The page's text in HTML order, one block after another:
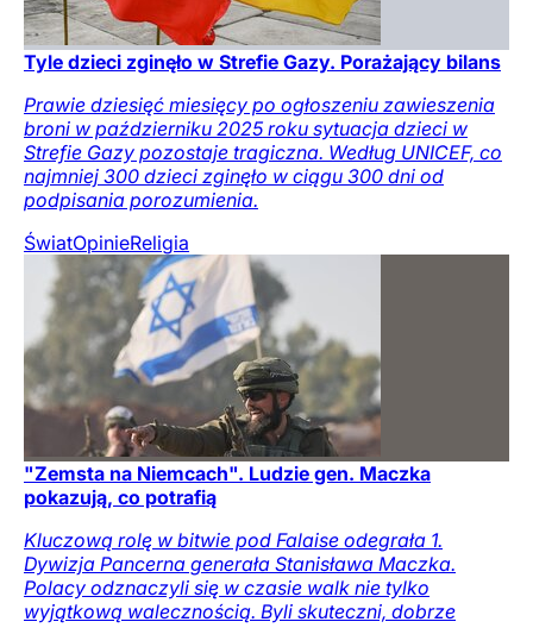
Tyle dzieci zginęło w Strefie Gazy. Porażający bilans
Prawie dziesięć miesięcy po ogłoszeniu zawieszenia
broni w październiku 2025 roku sytuacja dzieci w
Strefie Gazy pozostaje tragiczna. Według UNICEF, co
najmniej 300 dzieci zginęło w ciągu 300 dni od
podpisania porozumienia.
ŚwiatOpinieReligia
"Zemsta na Niemcach". Ludzie gen. Maczka
pokazują, co potrafią
Kluczową rolę w bitwie pod Falaise odegrała 1.
Dywizja Pancerna generała Stanisława Maczka.
Polacy odznaczyli się w czasie walk nie tylko
wyjątkową walecznością. Byli skuteczni, dobrze